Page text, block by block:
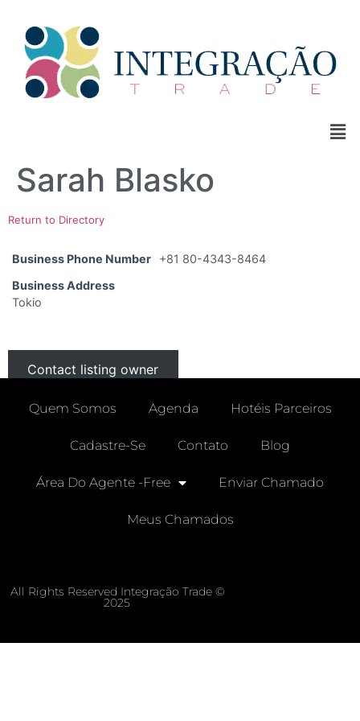
Sarah Blasko
Return to Directory
Business Phone Number
+81 80-4343-8464
Business Address
Tokio
Contact listing owner
Quem Somos Agenda Hotéis Parceiros
Cadastre-Se Contato Blog
Área Do Agente -free Enviar Chamado
Meus Chamados
All Rights Reserved Integração Trade ©
2025